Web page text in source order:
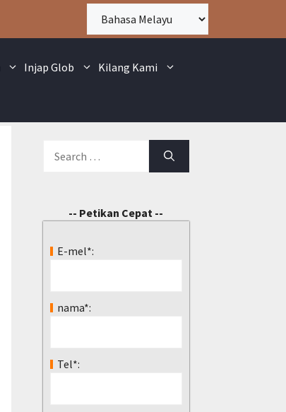
Injap Glob
Kilang Kami
-- Petikan Cepat --
E-mel*:
nama*:
Tel*: